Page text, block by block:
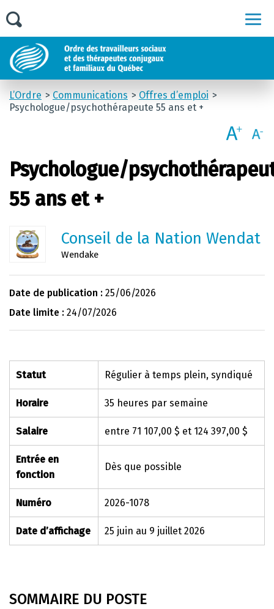
L’Ordre Communications
Offres d’emploi
Psychologue/psychothérapeute 55 ans et +
Psychologue/
55 ans et +
Conseil de la Nation Wendat
Wendake
Date de publication : 25/06/2026
Date limite : 24/07/2026
Statut Régulier à temps plein, syndiqué
Horaire 35 heures par semaine
Salaire entre 71 107,00 $ et 124 397,00 $
Entrée en
fonction
Dès que possible
Numéro 2026-1078
Date d’affichage 25 juin au 9 juillet 2026
SOMMAIRE DU POSTE